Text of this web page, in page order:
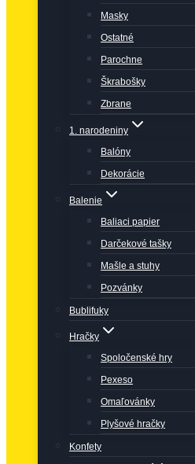
Masky
Ostatné
Parochne
Škrabošky
Zbrane
1. narodeniny
Balóny
Dekorácie
Balenie
Baliaci papier
Darčekové tašky
Mašle a stuhy
Pozvánky
Bublifuky
Hračky
Spoločenské hry
Pexeso
Omaľovánky
Plyšové hračky
Konfety